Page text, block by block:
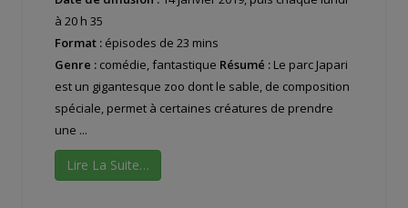
à 20 h 35
Format : épisodes de 23 mins
Genre : comédie, fantastique Résumé : Le parc Japari
est un gigantesque zoo dont le sable, de composition
spéciale, permet à certaines créatures de prendre
une ...
Lire La Suite…